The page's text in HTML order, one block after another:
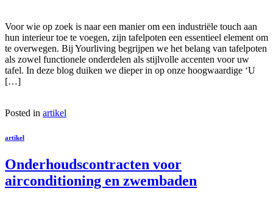
Voor wie op zoek is naar een manier om een industriële touch aan
hun interieur toe te voegen, zijn tafelpoten een essentieel element om
te overwegen. Bij Yourliving begrijpen we het belang van tafelpoten
als zowel functionele onderdelen als stijlvolle accenten voor uw
tafel. In deze blog duiken we dieper in op onze hoogwaardige ‘U
[…]
Posted in artikel
artikel
Onderhoudscontracten voor
airconditioning en zwembaden